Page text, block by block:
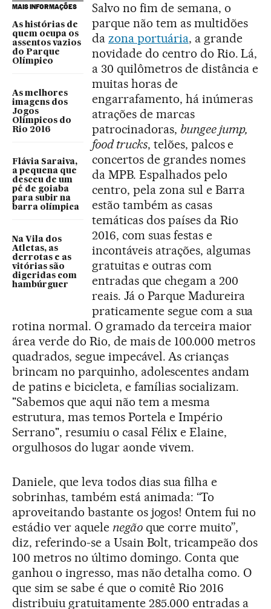
MAIS INFORMAÇÕES
As histórias de
quem ocupa os
assentos vazios
do Parque
Olímpico
As melhores
imagens dos
Jogos
Olímpicos do
Rio 2016
Flávia Saraiva,
a pequena que
desceu de um
pé de goiaba
para subir na
barra olímpica
Na Vila dos
Atletas, as
derrotas e as
vitórias são
digeridas com
hambúrguer
Salvo no fim de semana, o
parque não tem as multidões
da zona portuária, a grande
novidade do centro do Rio. Lá,
a 30 quilômetros de distância e
muitas horas de
engarrafamento, há inúmeras
atrações de marcas
patrocinadoras, bungee jump,
food trucks, telões, palcos e
concertos de grandes nomes
da MPB. Espalhados pelo
centro, pela zona sul e Barra
estão também as casas
temáticas dos países da Rio
2016, com suas festas e
incontáveis atrações, algumas
gratuitas e outras com
entradas que chegam a 200
reais. Já o Parque Madureira
praticamente segue com a sua
rotina normal. O gramado da terceira maior
área verde do Rio, de mais de 100.000 metros
quadrados, segue impecável. As crianças
brincam no parquinho, adolescentes andam
de patins e bicicleta, e famílias socializam.
"Sabemos que aqui não tem a mesma
estrutura, mas temos Portela e Império
Serrano", resumiu o casal Félix e Elaine,
orgulhosos do lugar aonde vivem.
Daniele, que leva todos dias sua filha e
sobrinhas, também está animada: “To
aproveitando bastante os jogos! Ontem fui no
estádio ver aquele negãoque corre muito”,
diz, referindo-se a Usain Bolt, tricampeão dos
100 metros no último domingo. Conta que
ganhou o ingresso, mas não detalha como. O
que sim se sabe é que o comitê Rio 2016
distribuiu gratuitamente 285.000 entradas a